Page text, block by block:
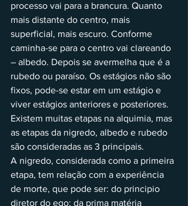
processo vai para a brancura. Quanto
mais distante do centro, mais
superficial, mais escuro. Conforme
caminha-se para o centro vai clareando
– albedo. Depois se avermelha que é a
rubedo ou paraíso. Os estágios não são
fixos, pode-se estar em um estágio e
viver estágios anteriores e posteriores.
Existem muitas etapas na alquimia, mas
as etapas da nigredo, albedo e rubedo
são consideradas as 3 principais.
A nigredo, considerada como a primeira
etapa, tem relação com a experiência
de morte, que pode ser: do principio
diretor do ego; da prima matéria